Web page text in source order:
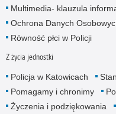
Multimedia- klauzula
Ochrona Danych
Równość płci w Policji
Z życia jednostki
Policja w Katowicach
Pomagamy i chronimy
Życzenia i podziękowania